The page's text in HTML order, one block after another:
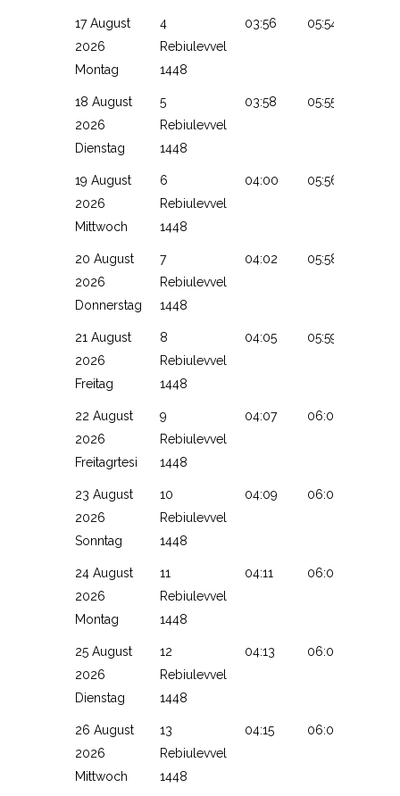
17 August
2026
Montag
4
Rebiulevvel
1448
03:56 05:54
18 August
2026
Dienstag
5
Rebiulevvel
1448
03:58 05:55
19 August
2026
Mittwoch
6
Rebiulevvel
1448
04:00 05:56
20 August
2026
Donnerstag
7
Rebiulevvel
1448
04:02 05:58
21 August
2026
Freitag
8
Rebiulevvel
1448
04:05 05:59
22 August
2026
Freitagrtesi
9
Rebiulevvel
1448
04:07 06:01
23 August
2026
Sonntag
10
Rebiulevvel
1448
04:09 06:02
24 August
2026
Montag
11
Rebiulevvel
1448
04:11 06:03
25 August
2026
Dienstag
12
Rebiulevvel
1448
04:13 06:05
26 August
2026
Mittwoch
13
Rebiulevvel
1448
04:15 06:06